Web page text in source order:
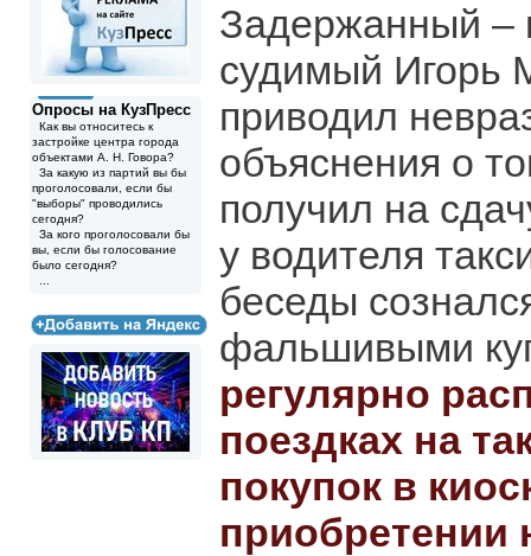
Опросы на КузПресс
Как вы относитесь к
застройке центра города
объектами А. Н. Говора?
За какую из партий вы бы
проголосовали, если бы
"выборы" проводились
сегодня?
За кого проголосовали бы
вы, если бы голосование
было сегодня?
Задержанный –
судимый Игорь
приводил
объяснения о
получил на
у водителя
беседы
фальшивыми
регулярно
поездках на
покупок в
приобретении